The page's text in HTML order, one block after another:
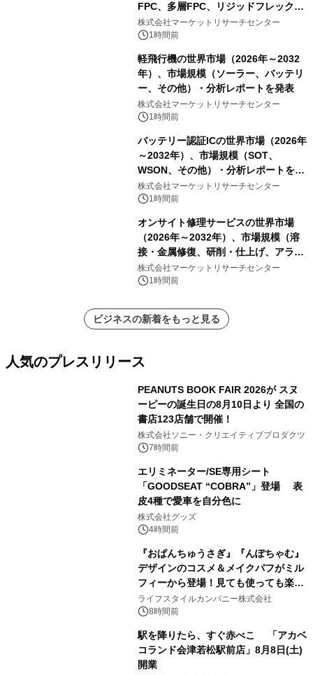
FPC、多層FPC、リジッドフレックス
PCB）・分析レポートを発表
株式会社マーケットリサーチセンター
1時間前
軽飛行機の世界市場（2026年～2032
年）、市場規模（ソーラー、バッテリ
ー、その他）・分析レポートを発表
株式会社マーケットリサーチセンター
1時間前
バッテリー認証ICの世界市場（2026年
～2032年）、市場規模（SOT、
WSON、その他）・分析レポートを発
表
株式会社マーケットリサーチセンター
1時間前
オンサイト修理サービスの世界市場
（2026年～2032年）、市場規模（溶
接・金属修復、研削・仕上げ、アライ
メント、その他）・分析レポートを発
表
株式会社マーケットリサーチセンター
1時間前
ビジネスの新着をもっと見る
人気のプレスリリース
PEANUTS BOOK FAIR 2026が スヌ
ーピーの誕生日の8月10日より 全国の
書店123店舗で開催！
株式会社ソニー・クリエイティブプロダクツ
7時間前
エリミネーター/SE専用シート
「GOODSEAT “COBRA”」登場 表
皮4種で愛車を自分色に
株式会社グッズ
4時間前
『おぱんちゅうさぎ』『んぽちゃむ』
デザインのコスメ＆メイクパフがミル
フィーから登場！見ても使っても楽し
い、ポップでキュートなコレクショ
ン。
ライフスタイルカンパニー株式会社
8時間前
駅を降りたら、すぐ赤べこ 「アカベ
コランド会津若松駅前店」8月8日(土)
開業